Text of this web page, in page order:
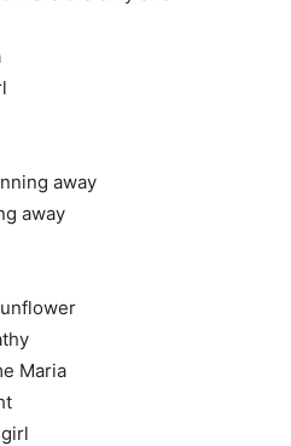
away
away
Maria